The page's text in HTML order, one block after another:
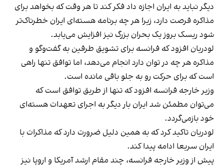
دیگر نباید به ایران اجازه داد فکر کند تا هر وقت که بخواهد برای
مذاکره فرصت دارد، زیرا هر چه برنامه هسته‌ای ایران خطرناک‌تر
شود ریسک بروز یک بحران بزرگ نیز افزایش می‌یابد.
لودریان افزود که فرانسه برای تشویق طرفین به گفت‌وگو و
مذاکره هر چه در توان دارد انجام می‌دهد، اما توافق تنها راهی
است که برای حرکت رو به جلو باقی مانده است.
وزیر خارجه فرانسه افزود که تنها از طریق توافق است که
می‌توان مطمئن شد ایران بار دیگر به اجرای تعهدات هسته‌ای
خود بازمی‌گردد.
لودریان تاکید کرد که به همین دلیل ضرورت دارد که مذاکرات با
ایران سریعا ادامه پیدا کند.
پیش از وزیر خارجه فرانسه، چند مقام ارشد آمریکا و اروپا نیز